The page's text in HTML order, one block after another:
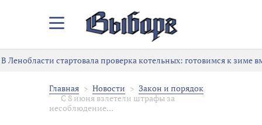
Закрыть/
меню
В Ленобласти стартовала проверка котельных: готовимся к зиме
Главная Новости
Закон и порядок
С 8 июня взлетели штрафы за
несоблюдение...